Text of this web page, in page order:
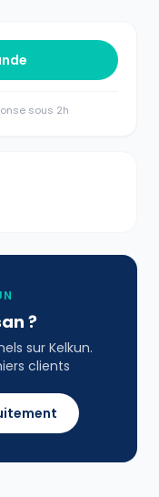
sous 2h
?
sur Kelkun.
clients